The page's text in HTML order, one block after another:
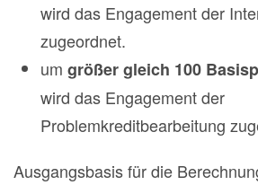
wird das Engagement der
zugeordnet.
um größer gleich 100
wird das Engagement der
Problemkreditbearbeitung
Ausgangsbasis für die